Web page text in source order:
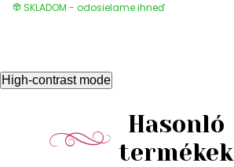
SKLADOM - odosielame ihneď
High-contrast mode
Hasonló
termékek